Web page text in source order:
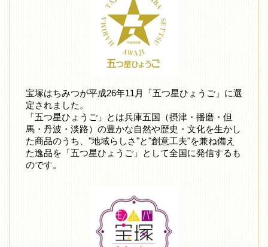
宝塚はちみつが平成26年11月「五つ星ひょうご」に選
定されました。
「五つ星ひょうご」とは兵庫五国（摂津・播磨・但
馬・丹波・淡路）の豊かな自然や歴史・文化を生かし
た商品のうち、"地域らしさ"と"創意工夫"を兼ね備え
た逸品を「五つ星ひょうご」として全国に発信するも
のです。